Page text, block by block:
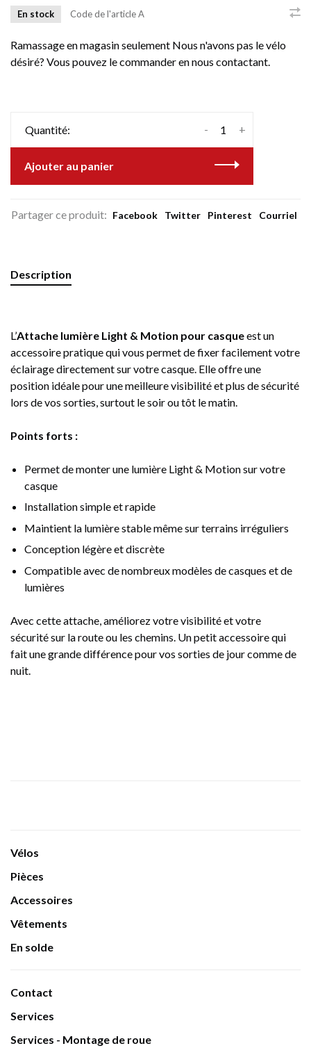
En stock Code de l'articleA
Ramassage en magasin seulement Nous n'avons pas le vélo
désiré? Vous pouvez le commander en nous contactant.
Quantité: +
-
Ajouter au panier
Partager ce produit: Facebook Twitter Pinterest Courriel
Description
L’Attache lumière Light & Motion pour casqueest un
accessoire pratique qui vous permet de fixer facilement votre
éclairage directement sur votre casque. Elle offre une
position idéale pour une meilleure visibilité et plus de sécurité
lors de vos sorties, surtout le soir ou tôt le matin.
Points forts :
Permet de monter une lumière Light & Motion sur votre
casque
Installation simple et rapide
Maintient la lumière stable même sur terrains irréguliers
Conception légère et discrète
Compatible avec de nombreux modèles de casques et de
lumières
Avec cette attache, améliorez votre visibilité et votre
sécurité sur la route ou les chemins. Un petit accessoire qui
fait une grande différence pour vos sorties de jour comme de
nuit.
Vélos
Pièces
Accessoires
Vêtements
En solde
Contact
Services
Services - Montage de roue